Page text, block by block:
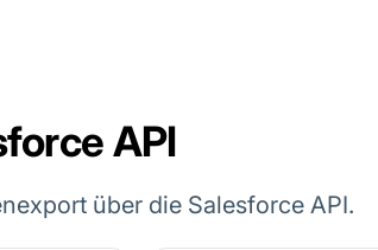
API
über die Salesforce API.